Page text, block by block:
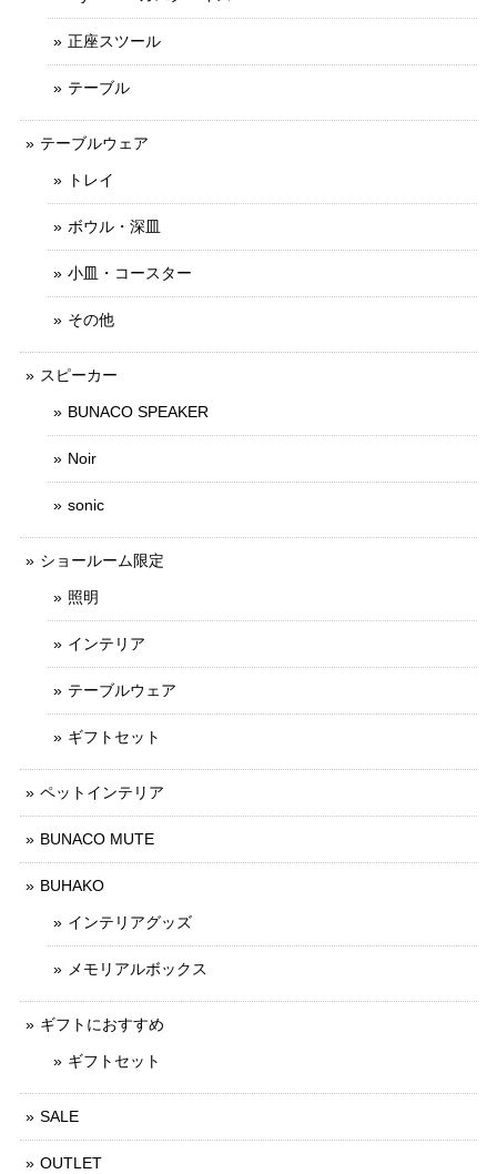
正座スツール
テーブル
テーブルウェア
トレイ
ボウル・深皿
小皿・コースター
その他
スピーカー
BUNACO SPEAKER
Noir
sonic
ショールーム限定
照明
インテリア
テーブルウェア
ギフトセット
ペットインテリア
BUNACO MUTE
BUHAKO
インテリアグッズ
メモリアルボックス
ギフトにおすすめ
ギフトセット
SALE
OUTLET